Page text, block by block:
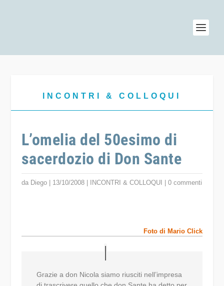
INCONTRI & COLLOQUI
L’omelia del 50esimo di
sacerdozio di Don Sante
da Diego| 13/10/2008| INCONTRI & COLLOQUI 0 commenti
Foto di Mario Click
Grazie a don Nicola siamo riusciti nell’impresa